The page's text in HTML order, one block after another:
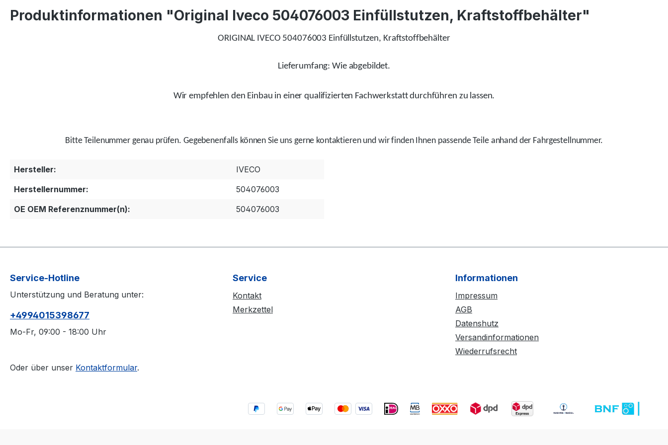
Produktinformationen "Original Iveco 504076003 Einfüllstutzen, Kraftstoffbehälter"
ORIGINAL IVECO 504076003 Einfüllstutzen, Kraftstoffbehälter
Lieferumfang: Wie abgebildet.
Wir empfehlen den Einbau in einer qualifizierten Fachwerkstatt durchführen zu lassen.
Bitte Teilenummer genau prüfen. Gegebenenfalls können Sie uns gerne kontaktieren und wirfindenIhnen passende Teile anhand der Fahrgestellnummer.
Hersteller:
IVECO
Herstellernummer:
504076003
OE OEM Referenznummer(n):
504076003
Service-Hotline
Unterstützung und Beratung unter:
+4994015398677
Mo-Fr, 09:00 - 18:00 Uhr
Oder über unser Kontaktformular.
Service
Kontakt
Merkzettel
Informationen
Impressum
AGB
Datenshutz
Versandinformationen
Wiederrufsrecht